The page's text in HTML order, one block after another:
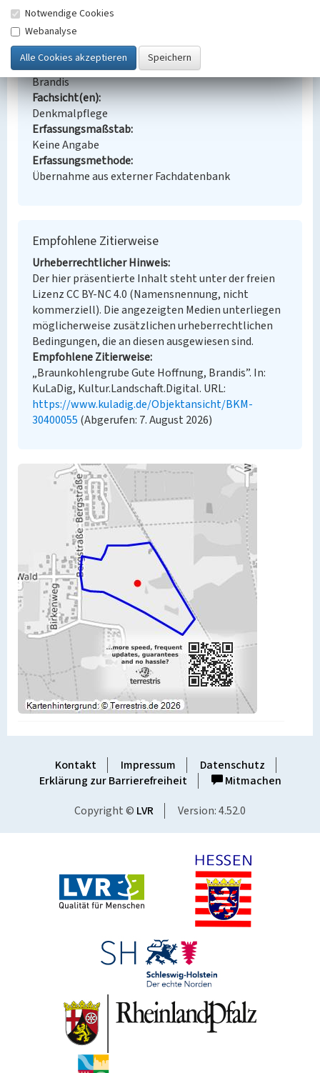
Braunkohlengrube Gute Hoffnung, Brandis
Schlagwörter
Untertagebergwerk Tagesbruch
Ort
Brandis
Fachsicht(en)
Denkmalpflege
Erfassungsmaßstab
Keine Angabe
Erfassungsmethode
Übernahme aus externer Fachdatenbank
Empfohlene Zitierweise
Urheberrechtlicher Hinweis
Der hier präsentierte Inhalt steht unter der freien
Lizenz CC BY-NC 4.0 (Namensnennung, nicht
kommerziell). Die angezeigten Medien unterliegen
möglicherweise zusätzlichen urheberrechtlichen
Bedingungen, die an diesen ausgewiesen sind.
Empfohlene Zitierweise
„Braunkohlengrube Gute Hoffnung, Brandis”. In:
KuLaDig, Kultur.Landschaft.Digital. URL:
https://www.kuladig.de/Objektansicht/BKM-
30400055 (Abgerufen: 7. August 2026)
Kontakt Impressum
Datenschutz
Erklärung zur Barrierefreiheit
Mitmachen
Copyright © LVR Version: 4.52.0
Notwendige Cookies
Webanalyse